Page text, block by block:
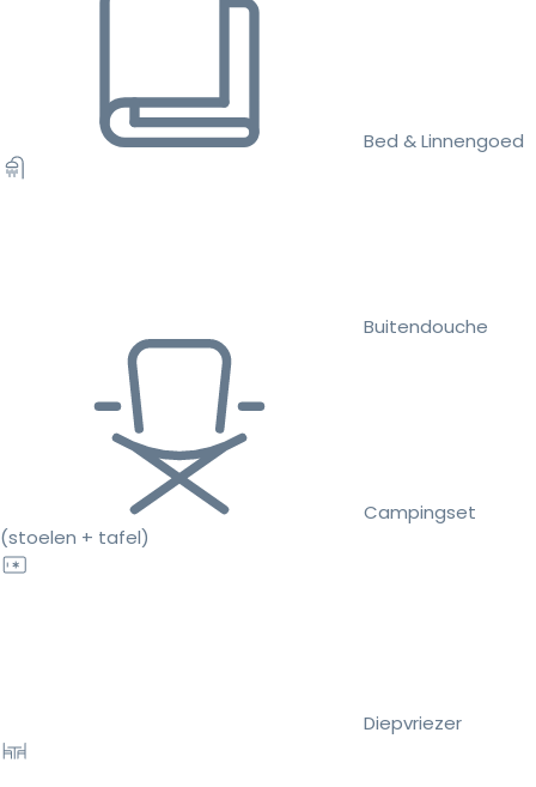
Bed & Linnengoed
Buitendouche
Campingset
(stoelen + tafel)
Diepvriezer